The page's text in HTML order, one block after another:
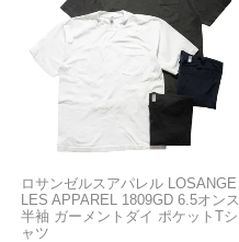
ロサンゼルスアパレル LOSANGE
LES APPAREL 1809GD 6.5オンス
半袖 ガーメントダイ ポケットTシ
ャツ